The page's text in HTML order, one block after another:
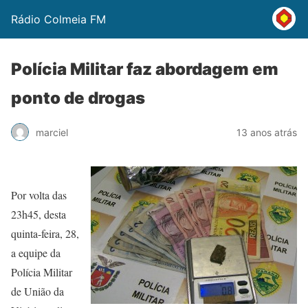
Rádio Colmeia FM
Polícia Militar faz abordagem em
ponto de drogas
marciel 13 anos atrás
Por volta das
23h45, desta
quinta-feira, 28,
a equipe da
Polícia Militar
de União da